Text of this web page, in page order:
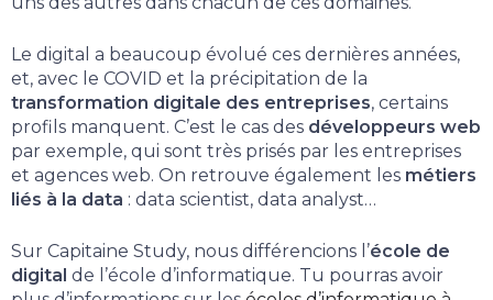
Le digital a beaucoup évolué ces dernières années,
et, avec le COVID et la précipitation de la
transformation digitale des entreprises, certains
profils manquent. C’est le cas des développeurs web
par exemple, qui sont très prisés par les entreprises
et agences web. On retrouve également les métiers
liés à la data : data scientist, data analyst…
Sur Capitaine Study, nous différencions l’école de
digital de l’école d’informatique. Tu pourras avoir